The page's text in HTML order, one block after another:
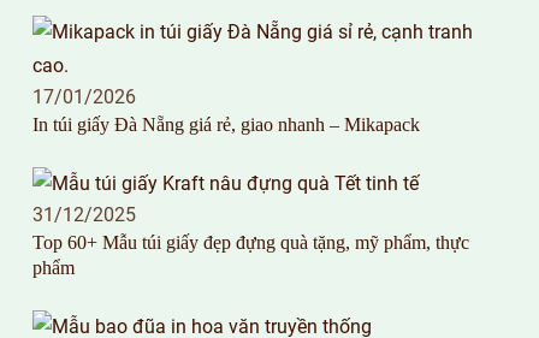
17/01/2026
In túi giấy Đà Nẵng giá rẻ, giao nhanh – Mikapack
31/12/2025
Top 60+ Mẫu túi giấy đẹp đựng quà tặng, mỹ phẩm, thực
phẩm